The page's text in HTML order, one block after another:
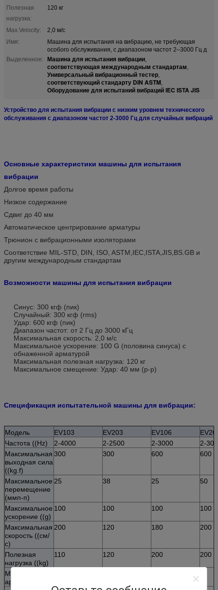
Полезная
нагрузка:
120 кг
Max.Velocity:
2,0 м/с
Имя:
Машина для испытания на вибрацию, не требующая
особого обслуживания, с диапазоном частот 2–3000 Гц д
Выделенное:
Машина для испытания вибрации,
соответствующая международным стандартам,
Универсальный вибрационный тестер,
соответствующий стандарту DIN ASTM,
Оборудование для испытаний вибраций IEC ISTA JIS
Устройство для испытания вибрации с низким уровнем технического
обслуживания с диапазоном частот 2-3000 Гц для случайных вибраций
Основные характеристики машины для испытания
вибрации
Долгое время работы
Низкое содержание
Сдвиг до 40 мм
Автоматическое центрирование арматуры
Трюнион с вибрационными изоляторами
Соответствие MIL-STD, DIN, ISO, ASTM,IEC,ISTA,JIS,BS.GB и
другим международным стандартам
Возможности машины для испытания вибрации
Синус: 300 кгф (пик)
Случайный: 300 кгф (rms)
Удар: 600 кгф (пик)
Диапазон частот: от 2 Гц до 3000 кГц
Максимальная скорость: 2,0 м/с
Максимальное ускорение: 100 G (половина синуса) с
обнаженной арматурой
Максимальная полезная нагрузка: 120 кг
Максимальное смещение: Удар: 40 мм (p-p)
Спецификация испытательной машины для вибрации:
Модель EV103 EV203 EV106
Частота ((Hz)
2-4000 2-2500 2-3000
2-
Максимальная
выходная сила
((kg.f)
300 300 600 600
Максимальное
перемещение
(ммп-п)
25 38 25 50
Максимальное
ускорение ((g)
100 100 100 100
Максимальная
скорость ((см/
с)
200 120 180 200
Полезная
нагрузка ((kg)
110 120 200 200
Масса
арматуры ((kg)